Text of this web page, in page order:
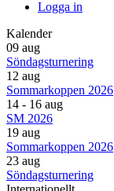
Logga in
Kalender
09 aug
Söndagsturnering
12 aug
Sommarkoppen 2026
14 - 16 aug
SM 2026
19 aug
Sommarkoppen 2026
23 aug
Söndagsturnering